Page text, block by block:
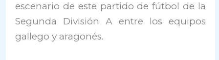
escenario de este partido de fútbol de la
Segunda División A entre los equipos
gallego y aragonés.